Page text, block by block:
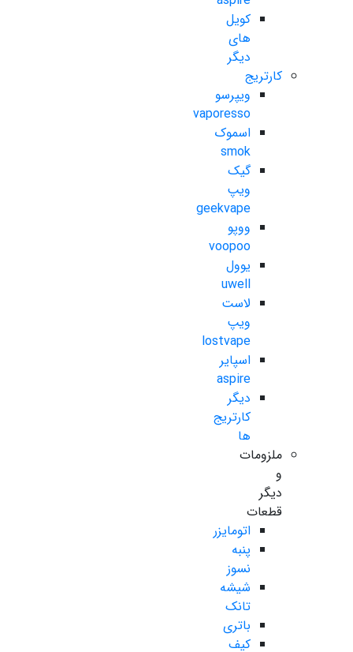
کویل
های
دیگر
کارتریج
ویپرسو
vaporesso
اسموک
smok
گیک
ویپ
geekvape
ووپو
voopoo
یوول
uwell
لاست
ویپ
lostvape
اسپایر
aspire
دیگر
کارتریج
ها
ملزومات
و
دیگر
قطعات
اتومایزر
پنبه
نسوز
شیشه
تانک
باتری
کیف